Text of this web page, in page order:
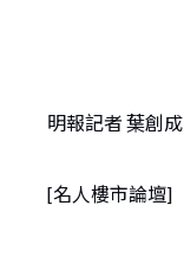
明報記者 葉創成
[名人樓市論壇]